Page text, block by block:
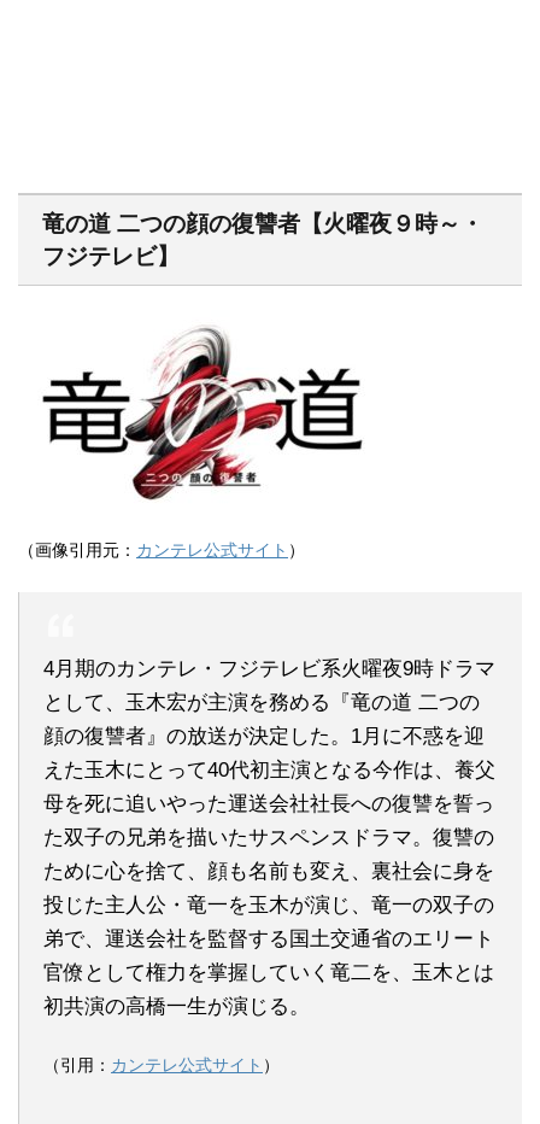
竜の道 二つの顔の復讐者【火曜夜９時～・
フジテレビ】
（画像引用元： カンテレ公式サイト ）
4月期のカンテレ・フジテレビ系火曜夜9時ドラマ
として、玉木宏が主演を務める『竜の道 二つの
顔の復讐者』の放送が決定した。1月に不惑を迎
えた玉木にとって40代初主演となる今作は、養父
母を死に追いやった運送会社社長への復讐を誓っ
た双子の兄弟を描いたサスペンスドラマ。復讐の
ために心を捨て、顔も名前も変え、裏社会に身を
投じた主人公・竜一を玉木が演じ、竜一の双子の
弟で、運送会社を監督する国土交通省のエリート
官僚として権力を掌握していく竜二を、玉木とは
初共演の高橋一生が演じる。
（引用： カンテレ公式サイト ）